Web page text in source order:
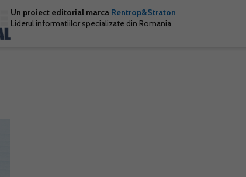
Un proiect editorial marca Rentrop&Straton
Liderul informatiilor specializate din Romania